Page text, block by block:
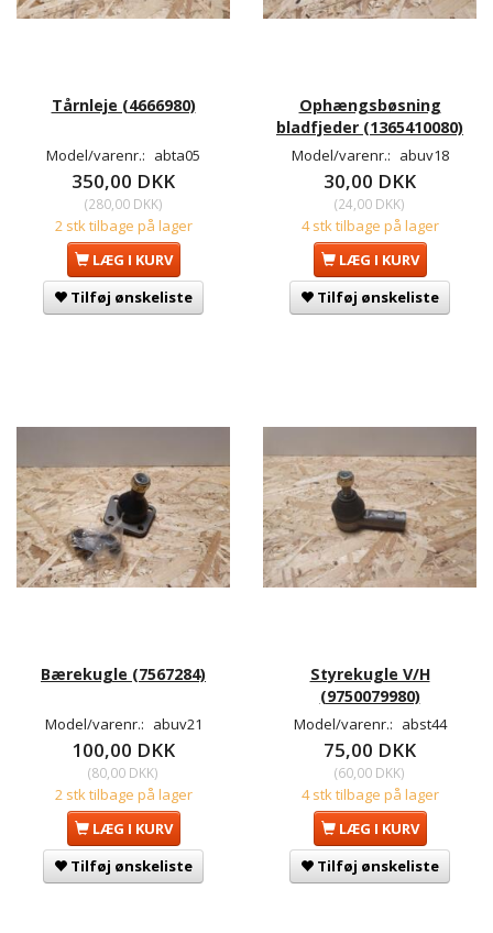
Tårnleje (4666980)
Model/varenr.: abta05
350,00 DKK
(280,00 DKK)
2 stk tilbage på lager
LÆG I KURV
Tilføj ønskeliste
Ophængsbøsning
bladfjeder (1365410080)
Model/varenr.: abuv18
30,00 DKK
(24,00 DKK)
4 stk tilbage på lager
LÆG I KURV
Tilføj ønskeliste
Bærekugle (7567284)
Model/varenr.: abuv21
100,00 DKK
(80,00 DKK)
2 stk tilbage på lager
LÆG I KURV
Tilføj ønskeliste
Styrekugle V/H
(9750079980)
Model/varenr.: abst44
75,00 DKK
(60,00 DKK)
4 stk tilbage på lager
LÆG I KURV
Tilføj ønskeliste